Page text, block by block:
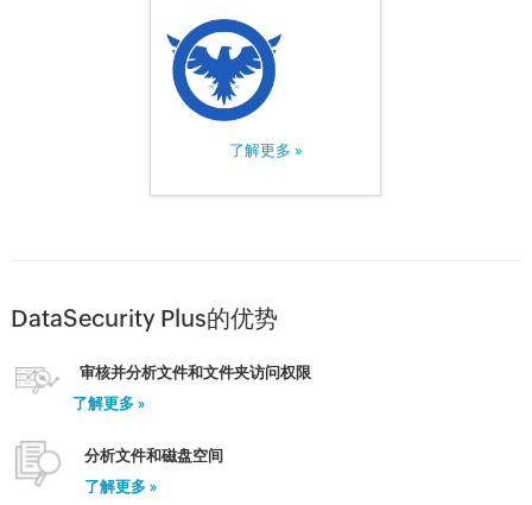
了解更多 »
DataSecurity Plus的优势
审核并分析文件和文件夹访问权限
了解更多 »
分析文件和磁盘空间
了解更多 »